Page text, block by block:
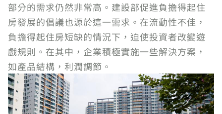
部分的需求仍然非常高。建設部促進負擔得起住
房發展的倡議也源於這一需求。在流動性不佳，
負擔得起住房短缺的情況下，迫使投資者改變遊
戲規則。在其中，企業積極實施一些解決方案，
如產品結構，利潤調節。